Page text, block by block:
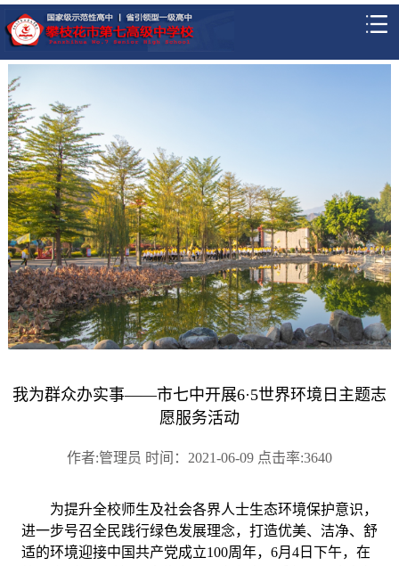
我为群众办实事——市七中开展6·5世界环境日主题志
愿服务活动
作者:管理员 时间：2021-06-09 点击率:3640
为提升全校师生及社会各界人士生态环境保护意识，
进一步号召全民践行绿色发展理念， 打造优美、洁净、舒
适的环境迎接中国共产党成立100周年， 6月4日下午，在